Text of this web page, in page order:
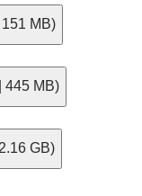
MB)
445 MB)
GB)